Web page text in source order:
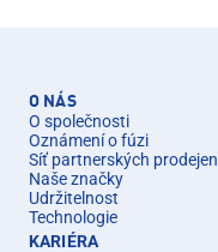
O NÁS
O společnosti
Oznámení o fúzi
Síť partnerských prodejen
Naše značky
Udržitelnost
Technologie
KARIÉRA